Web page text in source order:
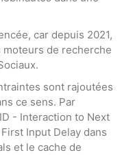
car depuis 2021,
de recherche
sont rajoutées
ce sens. Par
- Interaction to Next
Input Delay dans
et le cache de